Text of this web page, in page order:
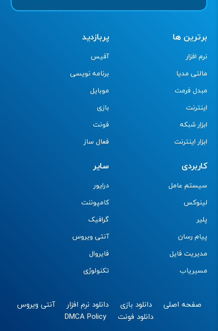
برترین ها
نرم افزار
مالتی مدیا
مبدل فرمت
اینترنت
ابزار شبکه
ابزار اینترنت
پربازدید
آفیس
برنامه نویسی
موبایل
بازی
فونت
فعال ساز
کاربردی
سیستم عامل
لینوکس
پلیر
پیام رسان
مدیریت فایل
مسیریاب
سایر
درایور
کامپوننت
گرافیک
آنتی ویروس
فایروال
تکنولوژی
صفحه اصلی دانلود بازی دانلود نرم افزار
آنتی ویروس
دانلود فونت
DMCA Policy